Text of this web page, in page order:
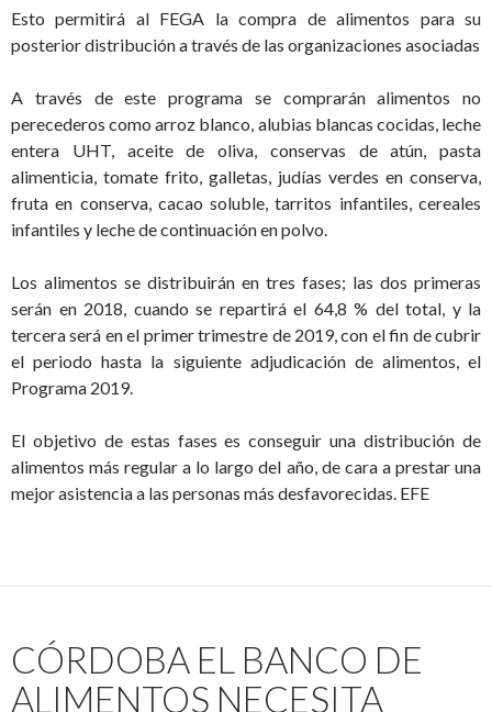
Esto permitirá al FEGA la compra de alimentos para su
posterior distribución a través de las organizaciones asociadas
A través de este programa se comprarán alimentos no
perecederos como arroz blanco, alubias blancas cocidas, leche
entera UHT, aceite de oliva, conservas de atún, pasta
alimenticia, tomate frito, galletas, judías verdes en conserva,
fruta en conserva, cacao soluble, tarritos infantiles, cereales
infantiles y leche de continuación en polvo.
Los alimentos se distribuirán en tres fases; las dos primeras
serán en 2018, cuando se repartirá el 64,8 % del total, y la
tercera será en el primer trimestre de 2019, con el fin de cubrir
el periodo hasta la siguiente adjudicación de alimentos, el
Programa 2019.
El objetivo de estas fases es conseguir una distribución de
alimentos más regular a lo largo del año, de cara a prestar una
mejor asistencia a las personas más desfavorecidas. EFE
CÓRDOBA EL BANCO DE
ALIMENTOS NECESITA